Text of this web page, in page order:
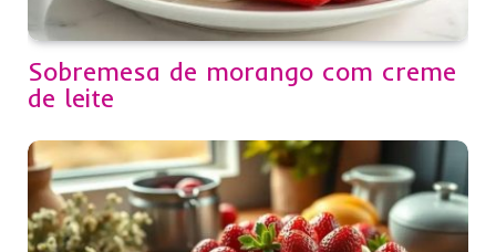
Sobremesa de morango com creme
de leite